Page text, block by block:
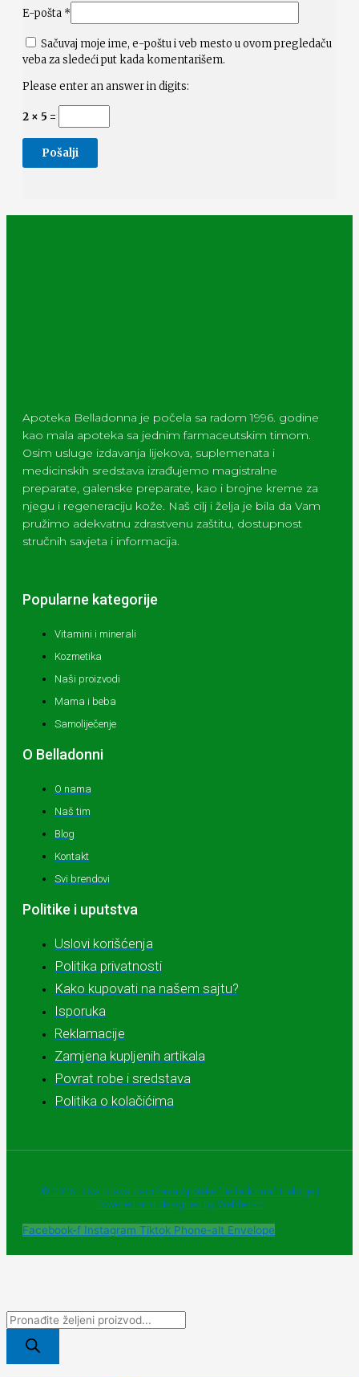
E-pošta *
Sačuvaj moje ime, e-poštu i veb mesto u ovom pregledaču
veba za sledeći put kada komentarišem.
Please enter an answer in digits:
2 × 5 =
Apoteka Belladonna je počela sa radom 1996. godine
kao mala apoteka sa jednim farmaceutskim timom.
Osim usluge izdavanja lijekova, suplemenata i
medicinskih sredstava izrađujemo magistralne
preparate, galenske preparate, kao i brojne kreme za
njegu i regeneraciju kože. Naš cilj i želja je bila da Vam
pružimo adekvatnu zdrastvenu zaštitu, dostupnost
stručnih savjeta i informacija.
Popularne kategorije
Vitamini i minerali
Kozmetika
Naši proizvodi
Mama i beba
Samoliječenje
O Belladonni
O nama
Naš tim
Blog
Kontakt
Svi brendovi
Politike i uputstva
Uslovi korišćenja
Politika privatnosti
Kako kupovati na našem sajtu?
Isporuka
Reklamacije
Zamjena kupljenih artikala
Povrat robe i sredstava
Politika o kolačićima
© 2025 - Sva prava zadržava Apoteke "Belladonna" Trebinje |
Powered and designed by Webherzz
Facebook-f Instagram Tiktok Phone-alt Envelope